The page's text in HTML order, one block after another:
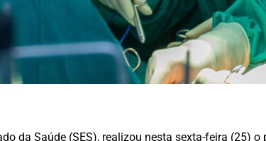
da Saúde (SES), realizou nesta sexta-feira (25)